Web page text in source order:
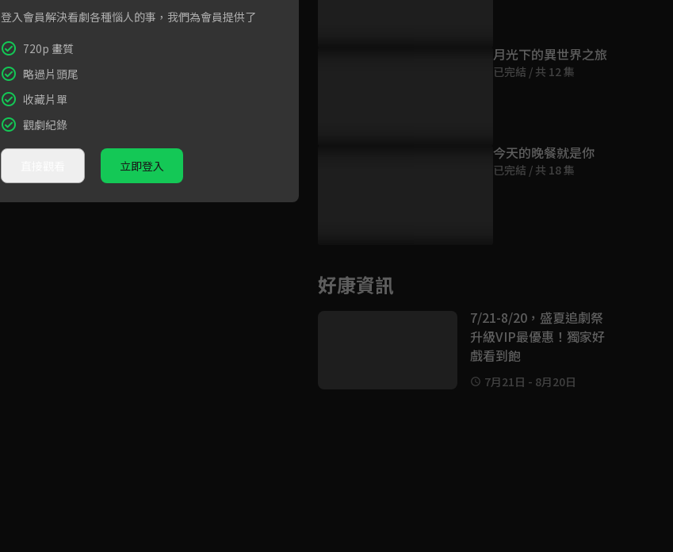
月光下的異世界之旅
已完結 / 共 12 集
今天的晚餐就是你
已完結 / 共 18 集
好康資訊
7/21-8/20，盛夏追劇祭
升級VIP最優惠！獨家好
戲看到飽
7月21日 - 8月20日
登入會員解決看劇各種惱人的事，我們為會員提供了
720p 畫質
略過片頭尾
收藏片單
觀劇紀錄
立即登入